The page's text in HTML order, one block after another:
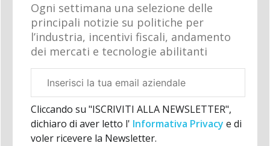
Ogni settimana una selezione delle
principali notizie su politiche per
l’industria, incentivi fiscali, andamento
dei mercati e tecnologie abilitanti
aziendale
Cliccando su "ISCRIVITI ALLA NEWSLETTER",
dichiaro di aver letto l' Informativa Privacy e di
voler ricevere la Newsletter.